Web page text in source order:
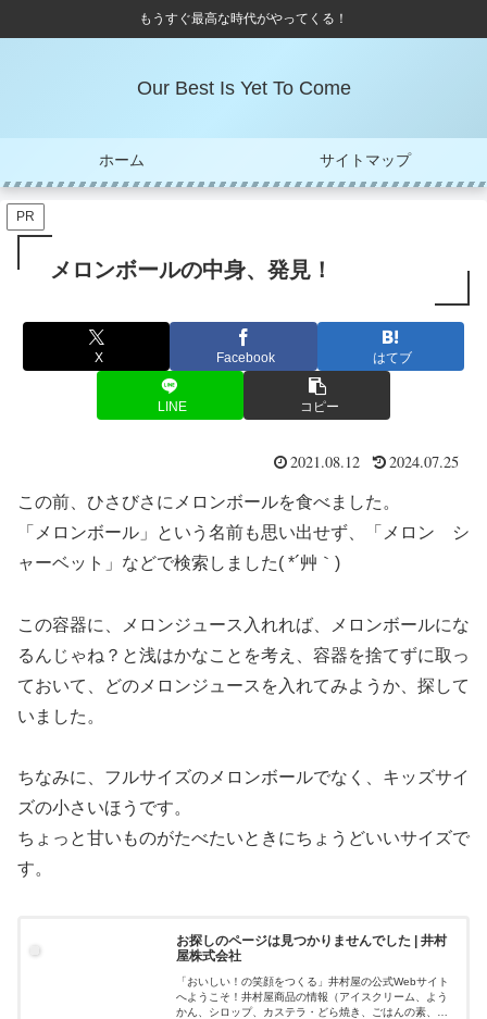
もうすぐ最高な時代がやってくる！
Our Best Is Yet To Come
ホーム サイトマップ
PR
メロンボールの中身、発見！
X Facebook はてブ
LINE コピー
2021.08.12 2024.07.25
この前、ひさびさにメロンボールを食べました。
「メロンボール」という名前も思い出せず、「メロン シ
ャーベット」などで検索しました( *´艸｀)
この容器に、メロンジュース入れれば、メロンボールにな
るんじゃね？と浅はかなことを考え、容器を捨てずに取っ
ておいて、どのメロンジュースを入れてみようか、探して
いました。
ちなみに、フルサイズのメロンボールでなく、キッズサイ
ズの小さいほうです。
ちょっと甘いものがたべたいときにちょうどいいサイズで
す。
お探しのページは見つかりませんでした | 井村
屋株式会社
「おいしい！の笑顔をつくる」井村屋の公式Webサイト
へようこそ！井村屋商品の情報（アイスクリーム、よう
かん、シロップ、カステラ・どら焼き、ごはんの素、豆